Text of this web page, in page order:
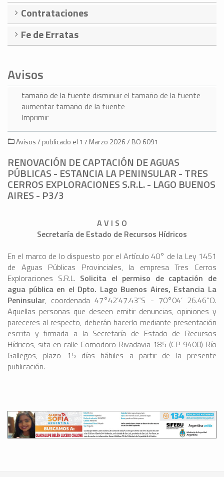
Contrataciones
Fe de Erratas
Avisos
tamaño de la fuente disminuir el tamaño de la fuente
aumentar tamaño de la fuente
Imprimir
Avisos / publicado el 17 Marzo 2026 / BO 6091
RENOVACIÓN DE CAPTACIÓN DE AGUAS
PÚBLICAS - ESTANCIA LA PENINSULAR - TRES
CERROS EXPLORACIONES S.R.L. - LAGO BUENOS
AIRES - P3/3
A V I S O
Secretaría de Estado de Recursos Hídricos
En el marco de lo dispuesto por el Artículo 40° de la Ley 1451
de Aguas Públicas Provinciales, la empresa Tres Cerros
Exploraciones S.R.L. Solicita el permiso de captación de
agua pública en el Dpto. Lago Buenos Aires, Estancia La
Peninsular, coordenada 47°42’47.43”S - 70°04’ 26.46”O.
Aquellas personas que deseen emitir denuncias, opiniones y
pareceres al respecto, deberán hacerlo mediante presentación
escrita y firmada a la Secretaría de Estado de Recursos
Hídricos, sita en calle Comodoro Rivadavia 185 (CP 9400) Río
Gallegos, plazo 15 días hábiles a partir de la presente
publicación.-